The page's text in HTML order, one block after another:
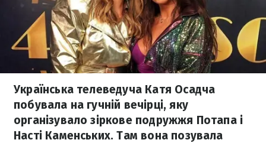
Українська телеведуча Катя Осадча
побувала на гучній вечірці, яку
організувало зіркове подружжя Потапа і
Насті Каменських. Там вона позувала